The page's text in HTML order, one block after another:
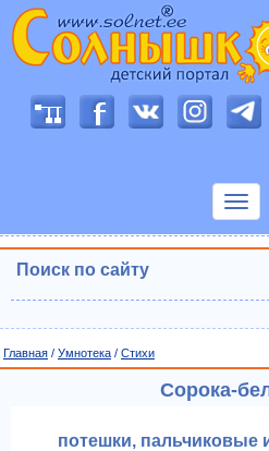
Показать
Поиск по сайту
Главная / Умнотека / Cтихи
Сорока-
потешки,